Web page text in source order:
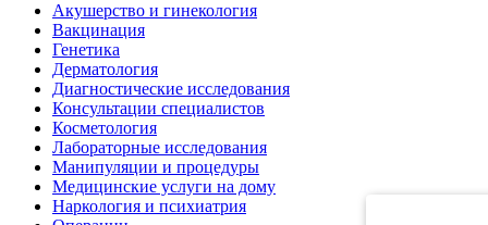
Акушерство и гинекология
Вакцинация
Генетика
Дерматология
Диагностические исследования
Консультации специалистов
Косметология
Лабораторные исследования
Манипуляции и процедуры
Медицинские услуги на дому
Наркология и психиатрия